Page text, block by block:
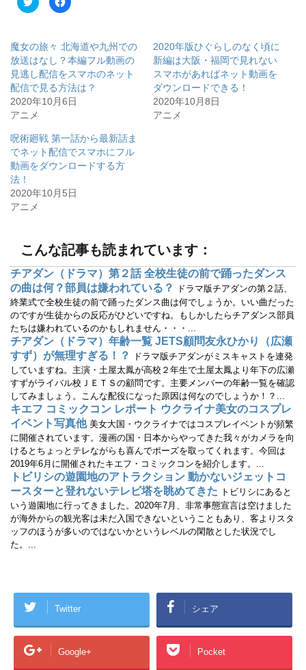
リ
て
T
w
i
t
e
r
で
共
新
い
ウ
ィ
ド
ウ
で
a
o
o
k
で
共
有
す
る
に
ッ
ク
し
て
く
さ
い
ィ
ン
ウ
で
開
き
ま
す
)
魔女の旅々 北海道や九州での
放送はなし？本編フル動画の
見逃し配信をスマホのネット
配信で見る方法は？
2020年10月6日
アニメ
2020年版ひぐらしのなく頃に
新編は大阪・福岡で見れない
スマホがあればネット動画を
ダウンロードできる！
2020年10月8日
アニメ
呪術廻戦 第一話から最新話ま
でネット配信でスマホにフル
動画をダウンロードする方
法！
2020年10月5日
アニメ
こんな記事も読まれています：
チアダン（ドラマ）第２話 全校生徒の前で踊ったダンス
の曲は何？部員は嫌われている？
ドラマ版チアダンの第２話、
終業式で全校生徒の前で踊ったダンス曲は何でしょうか。いい曲だった
のですが生徒からの反応がひどいですね。もしかしたらチアダンス部員
たちは嫌われているのかもしれません・・・...
チアダン（ドラマ）年齢一覧 JETS顧問友永ひかり（広瀬
すず）が無理すぎる！？
ドラマ版チアダンがミスキャストを連発
していますね。主演・土屋太鳳が高校２年生で土屋太鳳より年下の広瀬
すずがライバル校ＪＥＴＳの顧問です。主要メンバーの年齢一覧を確認
してみましょう。こんな配役になった原因は何なのでしょうか！？...
キエフ コミックコン レポート ウクライナ美女のコスプレ
イベント写真他 美女大国・ウクライナではコスプレイベントが頻繁
に開催されています。漫画の国・日本からやってきた我々がカメラを向
けるとちょっとテレながらも喜んでポーズを取ってくれます。今回は
2019年6月に開催されたキエフ・コミックコンを紹介します。...
トビリシの遊園地のアトラクション 動かないジェットコ
ースターと登れないテレビ塔を眺めてきた トビリシにあると
いう遊園地に行ってきました。2020年7月、非常事態宣言は空けました
が海外からの観光客は未だ入国できないということもあり、客よりスタ
ッフのほうが多いのではないかというレベルの閑散とした状況でし
た。...
Twitter シェア
Google+ Pocket